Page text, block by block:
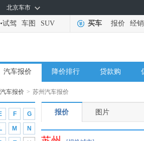
北京车市
•试驾 车图 SUV 买车 报价 经
汽车报价 降价排行 贷款购
汽车报价 > 苏州汽车报价
F G
L M N
报价 图片